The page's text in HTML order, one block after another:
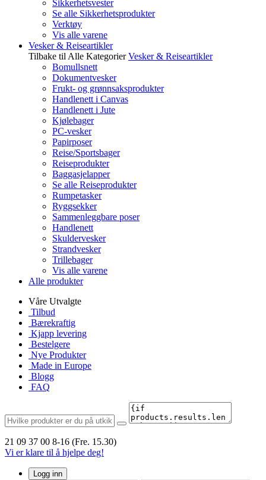
Sikkerhetsvester
Se alle Sikkerhetsprodukter
Verktøy
Vis alle varene
Vesker & Reiseartikler
Tilbake til Alle Kategorier Vesker & Reiseartikler
Bomullsnett
Dokumentvesker
Frukt- og grønnsaksprodukter
Handlenett i Canvas
Handlenett i Jute
Kjølebager
PC-vesker
Papirposer
Reise/Sportsbager
Reiseprodukter
Baggasjelapper
Se alle Reiseprodukter
Rumpetasker
Ryggsekker
Sammenleggbare poser
Handlenett
Skuldervesker
Strandvesker
Trillebager
Vis alle varene
Alle produkter
Våre Utvalgte
Tilbud
Bærekraftig
Kjapp levering
Bestelgere
Nye Produkter
Made in Europe
Blogg
FAQ
21 09 37 00 8-16 (Fre. 15.30)
Vi er klare til å hjelpe deg!
Logg inn